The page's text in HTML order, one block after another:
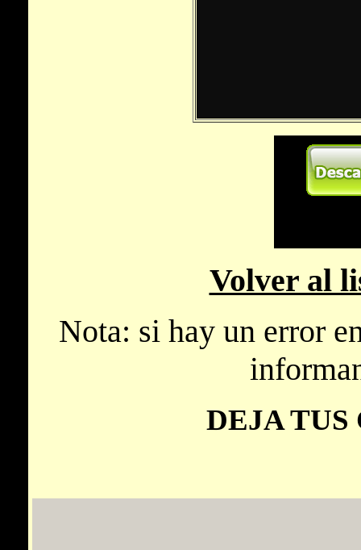
Volver al
Nota: si hay un error
DEJA